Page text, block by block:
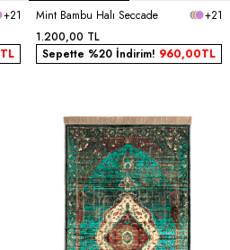
+21
TL
Mint Bambu Halı Seccade
+21
1.200,00 TL
Sepette %20 İndirim! 960,00TL